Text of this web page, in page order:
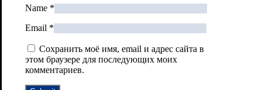
Name *
Email *
Сохранить моё имя, email и адрес сайта в
этом браузере для последующих моих
комментариев.